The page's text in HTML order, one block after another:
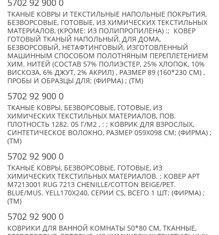
5702 92 900 0
ТКАНЫЕ КОВРЫ И ТЕКСТИЛЬНЫЕ НАПОЛЬНЫЕ ПОКРЫТИЯ,
БЕЗВОРСОВЫЕ, ГОТОВЫЕ, ИЗ ХИМИЧЕСКИХ ТЕКСТИЛЬНЫХ
МАТЕРИАЛОВ, (КРОМЕ: ИЗ ПОЛИПРОПИЛЕНА) :; КОВЕР
ГОТОВЫЙ ТКАНЫЙ НАПОЛЬНЫЙ, ДЛЯ ДОМА,
БЕЗВОРСОВЫЙ, НЕТАФТИНГОВЫЙ, ИЗГОТОВЛЕННЫЙ
МАШИННЫМ СПОСОБОМ ПОЛОТНЯНЫМ ПЕРЕПЛЕТЕНИЕМ
ХИМ. НИТЕЙ (СОСТАВ 57% ПОЛИЭСТЕР, 25% ХЛОПОК, 10%
ВИСКОЗА, 6% ДЖУТ, 2% АКРИЛ) , РАЗМЕР 89 (160*230 СМ) ,
ПРОБЫ И ОБРАЗЦЫ ДЛЯ; (ФИРМА) ; (TM)
5702 92 900 0
ТКАНЫЕ КОВРЫ, БЕЗВОРСОВЫЕ, ГОТОВЫЕ, ИЗ
ХИМИЧЕСКИХ ТЕКСТИЛЬНЫХ МАТЕРИАЛОВ, ПОВ.
ПЛОТНОСТЬ 1282. 05 Г/М2 , : ; КОВРИК ДЛЯ ВЗРОСЛЫХ,
СИНТЕТИЧЕСКОЕ ВОЛОКНО, РАЗМЕР 059X098 CM; (ФИРМА) ;
(TM)
5702 92 900 0
ТКАНЫЕ КОВРЫ, БЕЗВОРСОВЫЕ, ГОТОВЫЕ, ИЗ
ХИМИЧЕСКИХ ТЕКСТИЛЬНЫХ МАТЕРИАЛОВ. ; КОВЕР АРТ
M7213001 RUG 7213 CHENILLE/COTTON BEIGE/PET.
BLUE/MUS. YELL170X240, СЕРИИ CS, ВСЕГО 1 ШТ; (ФИРМА) ;
(TM)
5702 92 900 0
КОВРИКИ ДЛЯ ВАННОЙ КОМНАТЫ 50*80 СМ, ТКАННЫЕ,